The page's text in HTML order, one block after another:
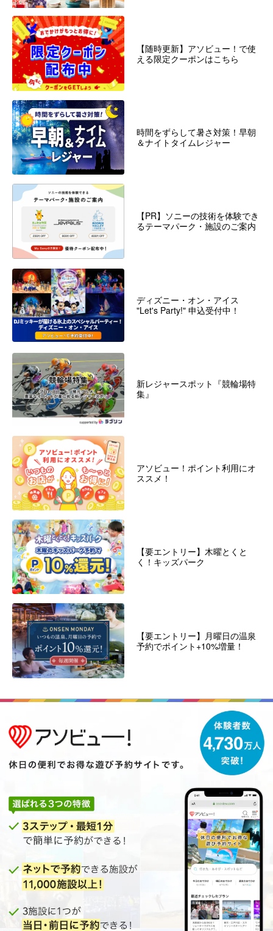
【随時更新】アソビュー！で使
える限定クーポンはこちら
時間をずらして暑さ対策！早朝
＆ナイトタイムレジャー
【PR】ソニーの技術を体験でき
るテーマパーク・施設のご案内
ディズニー・オン・アイス
"Let's Party!" 申込受付中！
新レジャースポット『競輪場特
集』
アソビュー！ポイント利用にオ
ススメ！
【要エントリー】木曜とくと
く！キッズパーク
【要エントリー】月曜日の温泉
予約でポイント+10%増量！